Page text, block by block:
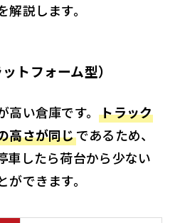
説します。
トフォーム型）
高い倉庫です。トラック
高さが同じであるため、
車したら荷台から少ない
できます。